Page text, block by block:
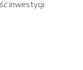
inwestycji.